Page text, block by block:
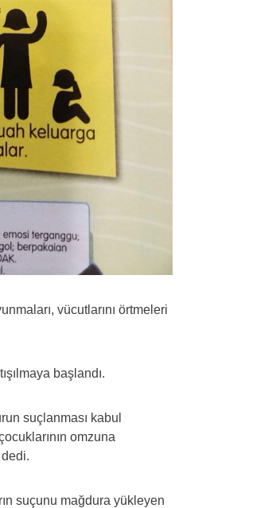
vücutlarını örtmeleri
başlandı.
suçlanması kabul
omzuna
dedi.
suçunu mağdura yükleyen